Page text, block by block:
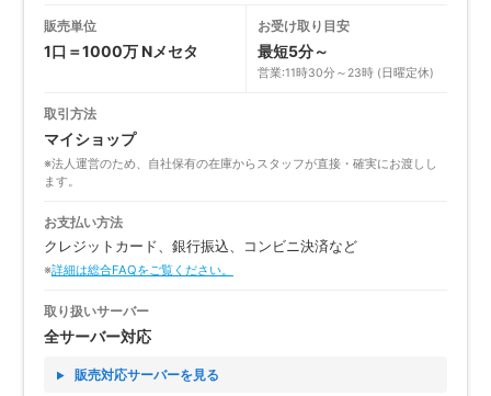
販売単位
1口＝1000万 Nメセタ
お受け取り目安
最短5分～
営業:11時30分～23時 (日曜定休)
取引方法
マイショップ
※法人運営のため、自社保有の在庫からスタッフが直接・確実にお渡しし
ます。
お支払い方法
クレジットカード、銀行振込、コンビニ決済など
※詳細は総合FAQをご覧ください。
取り扱いサーバー
全サーバー対応
販売対応サーバーを見る